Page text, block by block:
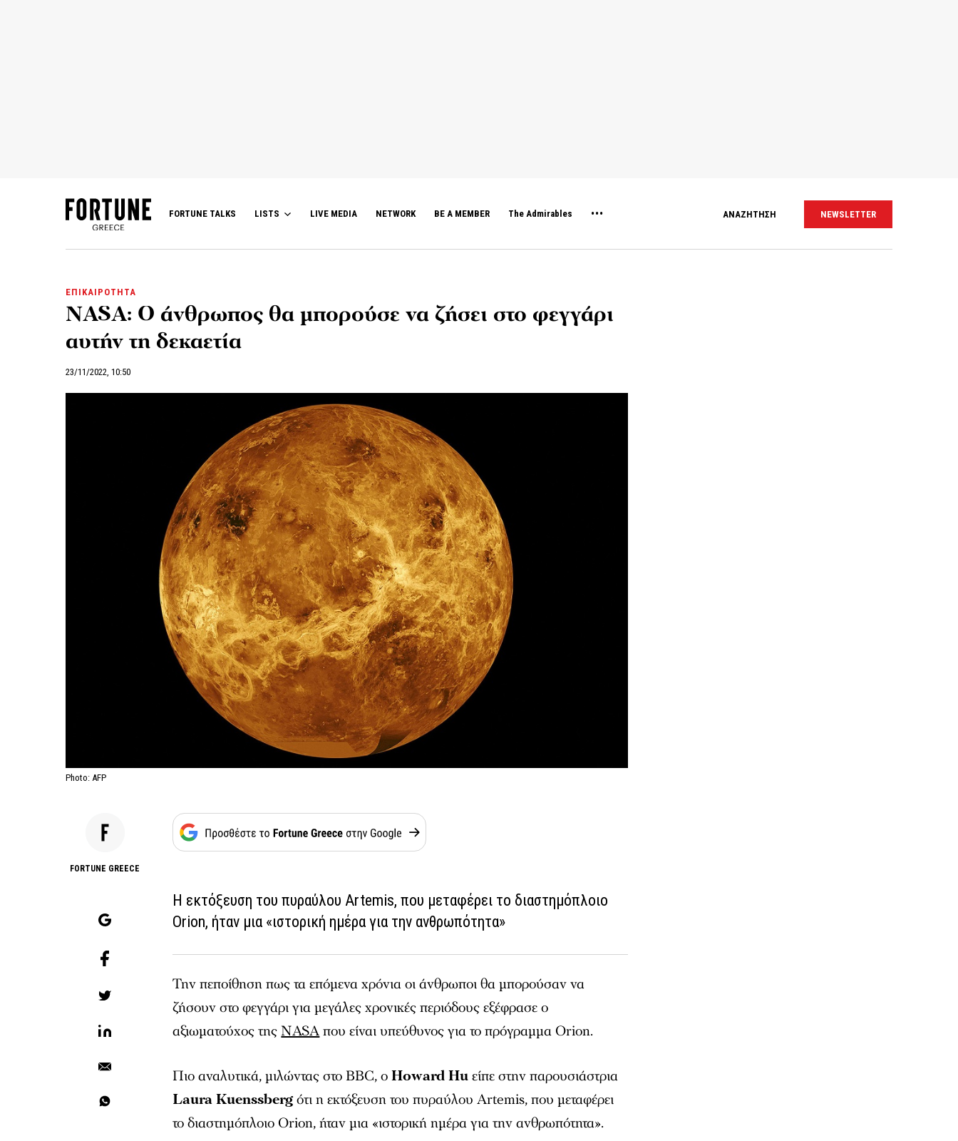
FORTUNE TALKS LISTS LIVE MEDIA NETWORK BE A MEMBER The Admirables ΑΝΑΖΗΤΗΣΗ NEWSLETTER
ΕΠΙΚΑΙΡΟΤΗΤΑ
NASA: Ο άνθρωπος θα μπορούσε να ζήσει στο φεγγάρι
αυτήν τη δεκαετία
23/11/2022, 10:50
Photo: AFP
FORTUNE GREECE
Η εκτόξευση του πυραύλου Artemis, που μεταφέρει το διαστημόπλοιο
Orion, ήταν μια «ιστορική ημέρα για την ανθρωπότητα»
Την πεποίθηση πως τα επόμενα χρόνια οι άνθρωποι θα μπορούσαν να
ζήσουν στο φεγγάρι για μεγάλες χρονικές περιόδους εξέφρασε ο
αξιωματούχος τηςNASAπου είναι υπεύθυνος για το πρόγραμμα Orion.
Πιο αναλυτικά, μιλώντας στο BBC, οHoward Huείπε στην παρουσιάστρια
Laura Kuenssbergότι η εκτόξευση του πυραύλου Artemis, που μεταφέρει
το διαστημόπλοιο Orion, ήταν μια «ιστορική ημέρα για την ανθρωπότητα».